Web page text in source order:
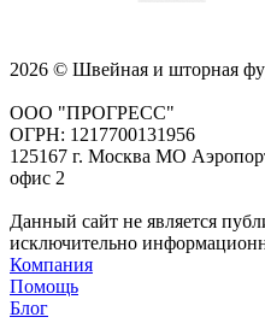
2026 © Швейная и шторная
ООО "ПРОГРЕСС"
ОГРН: 1217700131956
125167 г. Москва МО
офис 2
Данный сайт не является
исключительно
Компания
Помощь
Блог